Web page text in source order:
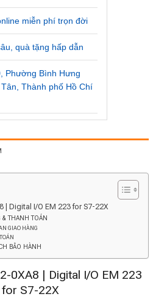
miễn phí trọn đời
quà tặng hấp dẫn
Phường Bình Hưng
Thành phố Hồ Chí
| Digital I/O EM 223 for S7-22X
& THANH TOÁN
GIAO HÀNG
BẢO HÀNH
0XA8 | Digital I/O EM 223
for S7-22X